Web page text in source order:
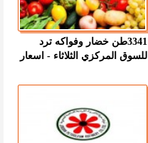
3341طن خضار وفواكه ترد
للسوق المركزي الثلاثاء - اسعار